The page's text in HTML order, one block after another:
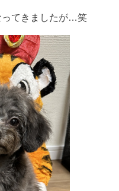
ってきましたが…笑